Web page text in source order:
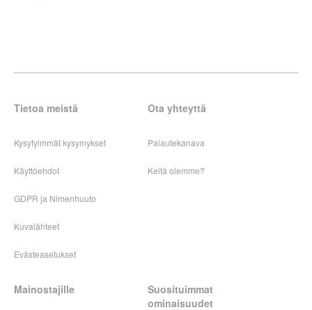
Tietoa meistä
Kysytyimmät kysymykset
Käyttöehdot
GDPR ja Nimenhuuto
Kuvalähteet
Evästeasetukset
Ota yhteyttä
Palautekanava
Keitä olemme?
Mainostajille
Suosituimmat
ominaisuudet